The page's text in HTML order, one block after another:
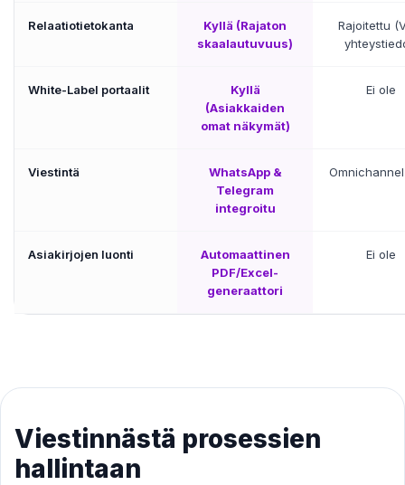
Relaatiotietokanta
Kyllä (Rajaton
skaalautuvuus)
Rajoitettu
White-Label portaalit
Kyllä
(Asiakkaiden
omat näkymät)
Ei ole
Viestintä
WhatsApp &
Telegram
integroitu
Asiakirjojen luonti
Automaattinen
PDF/Excel-
generaattori
Ei ole
Viestinnästä prosessien
hallintaan